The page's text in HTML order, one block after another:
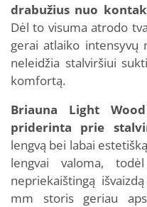
drabužius nuo
Dėl to visuma atrodo
gerai atlaiko intensyvų
neleidžia stalviršiui
komfortą.
Briauna Light
priderinta prie
lengvą bei labai
lengvai valoma,
nepriekaištingą
mm storis geriau